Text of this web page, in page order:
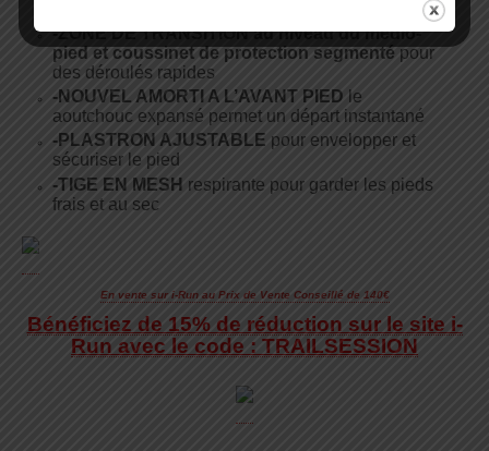
-ZONE DE TRANSITION au niveau du médio-
pied et coussinet de protection segmentépour
des déroulés rapides
-NOUVEL AMORTI A L’AVANT PIED le
aoutchouc expansé permet un départ instantané
-PLASTRON AJUSTABLE pour envelopper et
sécuriser le pied
-TIGE EN MESH respirante pour garder les pieds
frais et au sec
En vente sur i-Run au Prix de Vente Conseillé de 140€
Bénéficiez de 15% de réduction sur le site i-
Run avec le code : TRAILSESSION